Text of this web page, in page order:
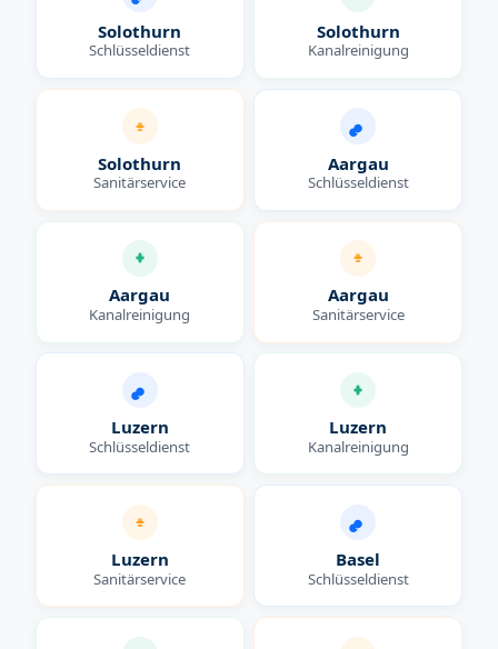
Solothurn
Schlüsseldienst
Solothurn
Kanalreinigung
Solothurn
Sanitärservice
Aargau
Schlüsseldienst
Aargau
Kanalreinigung
Aargau
Sanitärservice
Luzern
Schlüsseldienst
Luzern
Kanalreinigung
Luzern
Sanitärservice
Basel
Schlüsseldienst